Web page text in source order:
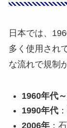
日本では、
多く使用され
な流れで規制
1960年代
1990年代
2006年：